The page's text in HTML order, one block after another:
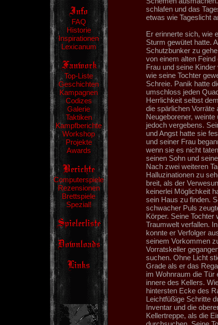
FAQ
Historie
Inspirationen
Lexicanum
Top-Liste
Geschichten
Kampagnen
Codizes
Galerie
Taktiken
Kampfberichte
Workshop
Projekte
Awards
Computerspiele
Rezensionen
Brettspiele
Spezial!
schlafen und das
etwas wie Tageslicht
Er erinnerte sich, wie
Sturm gewütet hatte.
Schutzbunker zu
von einem alten
Frau und seine
wie seine Tochter
Schreie. Panik hatte
umschloss jeden
Herrlichkeit selbst
die spärlichen Vorräte
Neugeborener,
jedoch vergebens.
und Angst hatte sie
und seiner Frau
wenn sie es nicht
seinen Sohn und
Nach zwei weiteren
Halluzinationen zu
breit, als der
keinerlei Möglichkeit
sein Haus zu finden.
schwacher Puls
Körper. Seine
Traumwelt verfallen.
konnte er Verfolger
seinem Vorkommen
Vorratskeller
suchen. Ohne Licht
Grade als er das
im Wohnraum die Tür
innere des Kellers.
hintersten Ecke des
Leichtfüßige Schritte
Inventar und die
Kellertreppe, als die